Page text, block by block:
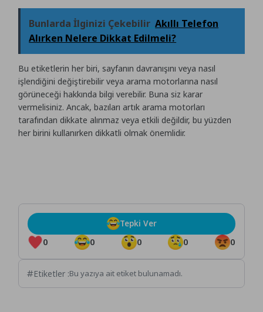
Bunlarda İlginizi Çekebilir Akıllı Telefon
Alırken Nelere Dikkat Edilmeli?
Bu etiketlerin her biri, sayfanın davranışını veya nasıl
işlendiğini değiştirebilir veya arama motorlarına nasıl
görüneceği hakkında bilgi verebilir. Buna siz karar
vermelisiniz. Ancak, bazıları artık arama motorları
tarafından dikkate alınmaz veya etkili değildir, bu yüzden
her birini kullanırken dikkatli olmak önemlidir.
0 0 0 0 0
Tepki Ver
Etiketler :Bu yazıya ait etiket bulunamadı.